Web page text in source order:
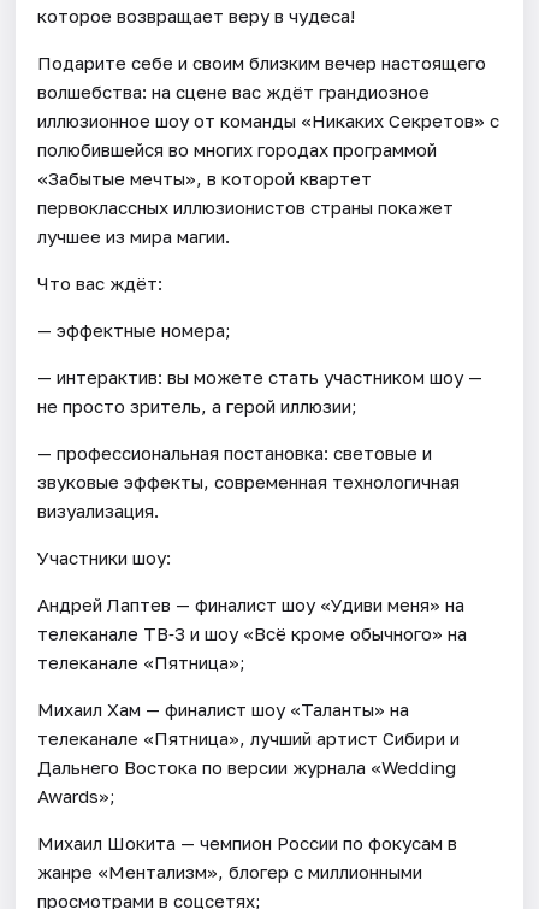
которое возвращает веру в чудеса!
Подарите себе и своим близким вечер настоящего
волшебства: на сцене вас ждёт грандиозное
иллюзионное шоу от команды «Никаких Секретов» с
полюбившейся во многих городах программой
«Забытые мечты», в которой квартет
первоклассных иллюзионистов страны покажет
лучшее из мира магии.
Что вас ждёт:
— эффектные номера;
— интерактив: вы можете стать участником шоу —
не просто зритель, а герой иллюзии;
— профессиональная постановка: световые и
звуковые эффекты, современная технологичная
визуализация.
Участники шоу:
Андрей Лаптев — финалист шоу «Удиви меня» на
телеканале ТВ‑3 и шоу «Всё кроме обычного» на
телеканале «Пятница»;
Михаил Хам — финалист шоу «Таланты» на
телеканале «Пятница», лучший артист Сибири и
Дальнего Востока по версии журнала «Wedding
Awards»;
Михаил Шокита — чемпион России по фокусам в
жанре «Ментализм», блогер с миллионными
просмотрами в соцсетях;